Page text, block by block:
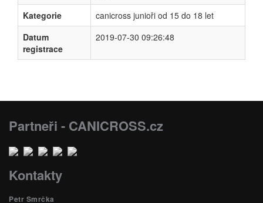
Kategorie
canicross junioři od 15 do 18 let
Datum
registrace
2019-07-30 09:26:48
Partneři - CANICROSS.cz
Kontakty
Petr Smrčka